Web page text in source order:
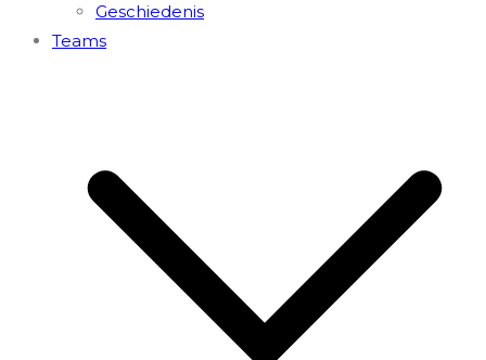
Geschiedenis
Teams